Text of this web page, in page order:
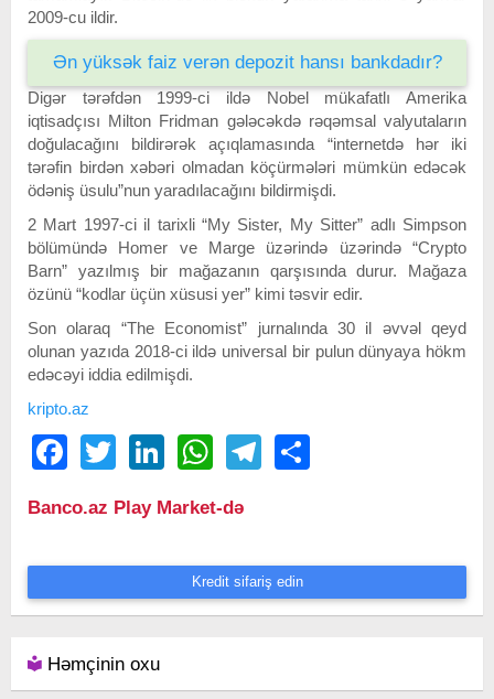
2009-cu ildir.
Ən yüksək faiz verən depozit hansı bankdadır?
Digər tərəfdən 1999-ci ildə Nobel mükafatlı Amerika
iqtisadçısı Milton Fridman gələcəkdə rəqəmsal valyutaların
doğulacağını bildirərək açıqlamasında “internetdə hər iki
tərəfin birdən xəbəri olmadan köçürmələri mümkün edəcək
ödəniş üsulu”nun yaradılacağını bildirmişdi.
2 Mart 1997-ci il tarixli “My Sister, My Sitter” adlı Simpson
bölümündə Homer ve Marge üzərində üzərində “Crypto
Barn” yazılmış bir mağazanın qarşısında durur. Mağaza
özünü “kodlar üçün xüsusi yer” kimi təsvir edir.
Son olaraq “The Economist” jurnalında 30 il əvvəl qeyd
olunan yazıda 2018-ci ildə universal bir pulun dünyaya hökm
edəcəyi iddia edilmişdi.
kripto.az
FacebookTwitter LinkedIn WhatsAppTelegram
Banco.az Play Market-də
Kredit sifariş edin
Həmçinin oxu